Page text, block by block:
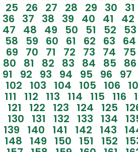
25 26 27 28 29 30 31
36 37 38 39 40 41 42
47 48 49 50 51 52 53
58 59 60 61 62 63 64
69 70 71 72 73 74 75
80 81 82 83 84 85 86
91 92 93 94 95 96 97
102 103 104 105 106
111 112 113 114 115 116
121 122 123 124 125
130 131 132 133 134
139 140 141 142 143
148 149 150 151 152